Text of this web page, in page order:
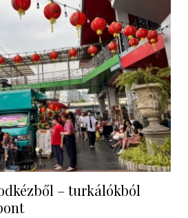
– turkálókból